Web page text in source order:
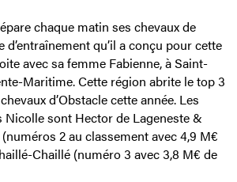
chaque matin ses chevaux de
qu’il a conçu pour cette
avec sa femme Fabienne, à Saint-
Maritime. Cette région abrite le top 3
d’Obstacle cette année. Les
sont Hector de Lageneste &
2 au classement avec 4,9 M€
Chaillé (numéro 3 avec 3,8 M€ de